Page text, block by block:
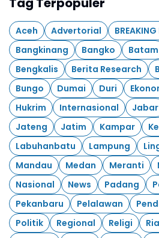
Aceh Advertorial BREAKING
Bangkinang
Bangko Batam
Bengkalis
Berita Research
Bungo
Dumai Duri
Hukrim
Internasional Jabar
Jateng
Jatim Kampar
Labuhanbatu
Lampung
Mandau
Medan Meranti
Nasional
News Padang
Pekanbaru
Pelalawan
Politik
Regional Religi